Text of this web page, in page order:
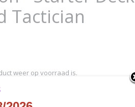
Tactician
weer op voorraad is.